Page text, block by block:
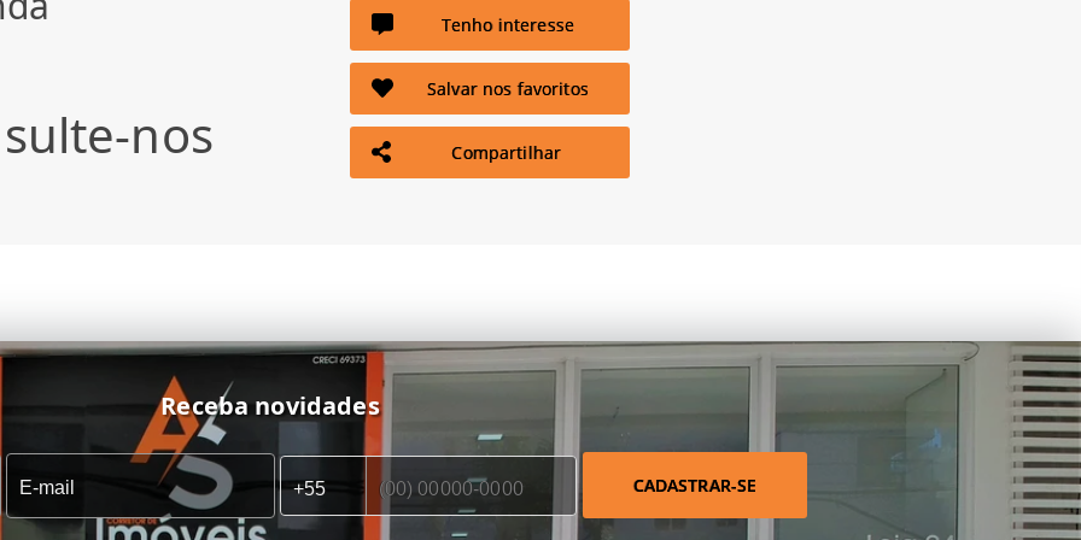
nos
Tenho interesse
Salvar nos favoritos
Compartilhar
Receba novidades
CADASTRAR-SE